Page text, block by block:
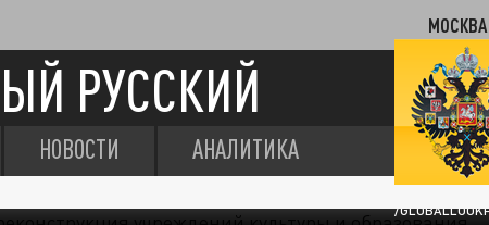
МОСКВА
РУССКИЙ
НОВОСТИ АНАЛИТИКА
/